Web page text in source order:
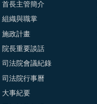
首長主管簡介
組織與職掌
施政計畫
院長重要談話
司法院會議紀錄
司法院行事曆
大事紀要